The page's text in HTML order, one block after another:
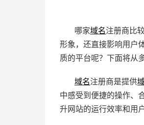
哪家域名注册商比
形象，还直接影响用户
质的平台呢？下面将从
域名注册商是提供
中感受到便捷的操作、
升网站的运行效率和用